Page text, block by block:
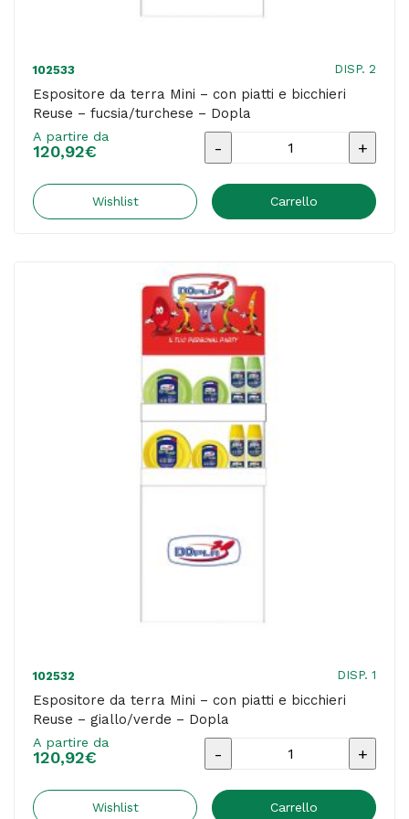
quantità
102533 DISP. 2
Espositore da terra Mini – con piatti e bicchieri
Reuse – fucsia/turchese – Dopla
A partire da
120,92€
Espositore
terra
con
piatti
e
bicchieri
Reuse
-
fucsia/turchese
-
Wishlist Carrello
102532 DISP. 1
Espositore da terra Mini – con piatti e bicchieri
Reuse – giallo/verde – Dopla
A partire da
120,92€
Espositore
terra
Wishlist Carrello